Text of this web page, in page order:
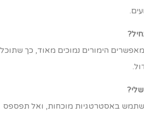
הימורים נמוכים מאוד, כך שתוכל
באסטרטגיות מוכחות, ואל תפספס